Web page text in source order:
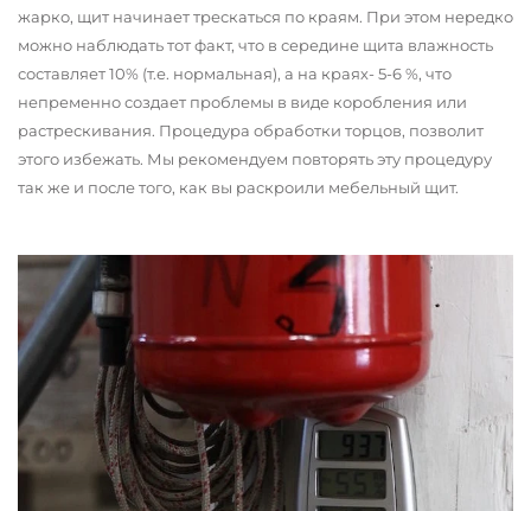
жарко, щит начинает трескаться по краям. При этом нередко
можно наблюдать тот факт, что в середине щита влажность
составляет 10% (т.е. нормальная), а на краях- 5-6 %, что
непременно создает проблемы в виде коробления или
растрескивания. Процедура обработки торцов, позволит
этого избежать. Мы рекомендуем повторять эту процедуру
так же и после того, как вы раскроили мебельный щит.